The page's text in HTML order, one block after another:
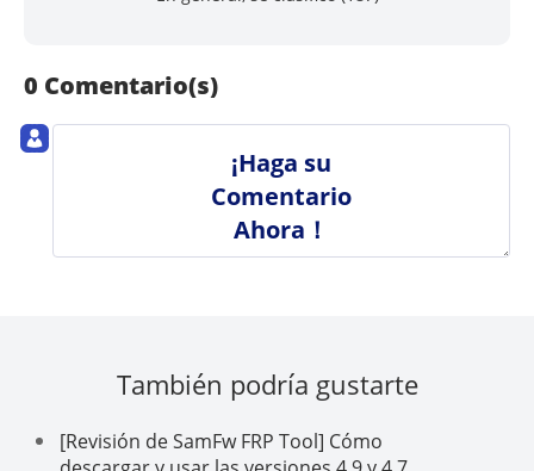
0 Comentario(s)
¡Haga su
Comentario
Ahora！
También podría gustarte
[Revisión de SamFw FRP Tool] Cómo